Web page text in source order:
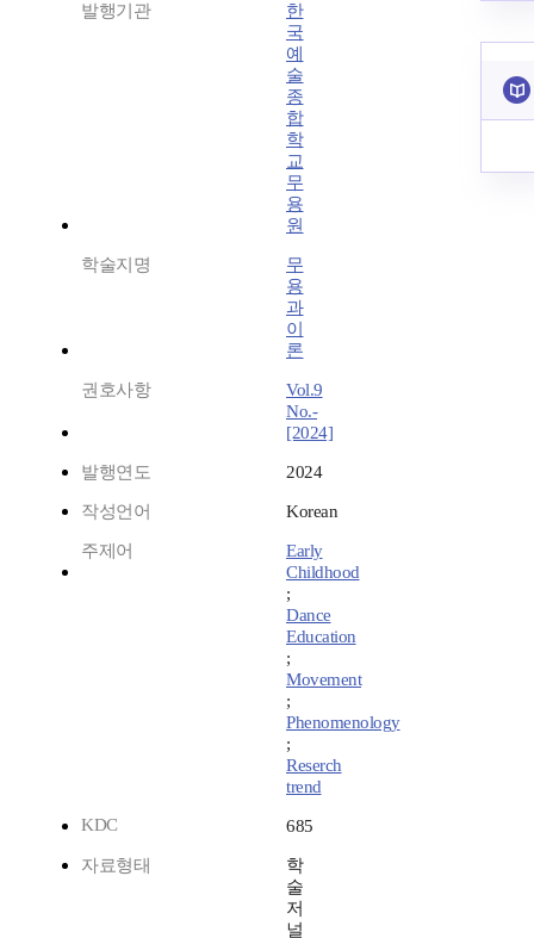
발행기관
한
국
예
술
종
합
학
교
무
용
원
학술지명
무
용
과
이
론
권호사항
Vol.9
No.-
[2024]
발행연도 2024
작성언어 Korean
주제어
Early
Childhood
;
Dance
Education
;
Movement
;
Phenomenology
;
Reserch
trend
KDC
685
자료형태
학
술
저
널